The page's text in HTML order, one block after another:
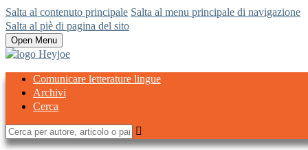
Salta al contenuto principale Salta al menu principale di navigazione
Salta al piè di pagina del sito
Open Menu
Comunicare letterature lingue
Archivi
Cerca